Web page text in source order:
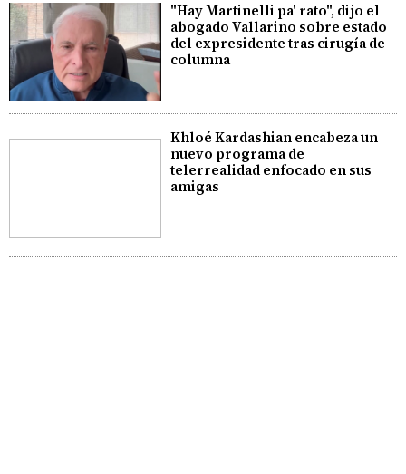
"Hay Martinelli pa' rato", dijo el
abogado Vallarino sobre estado
del expresidente tras cirugía de
columna
Khloé Kardashian encabeza un
nuevo programa de
telerrealidad enfocado en sus
amigas